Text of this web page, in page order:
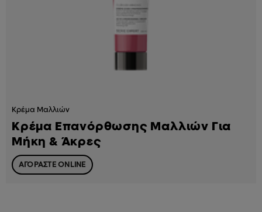
Κρέμα Μαλλιών
Κρέμα Επανόρθωσης Μαλλιών Για
Μήκη & Άκρες
ΑΓΟΡΑΣΤΕ ONLINE